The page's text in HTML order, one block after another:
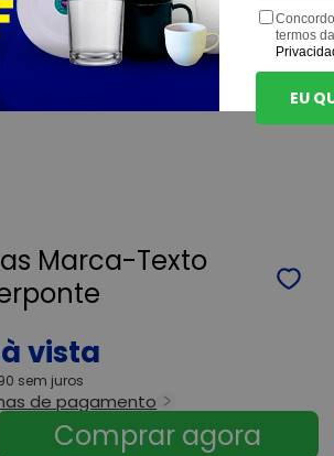
Marca-Texto
sem juros
de pagamento
termos
EU